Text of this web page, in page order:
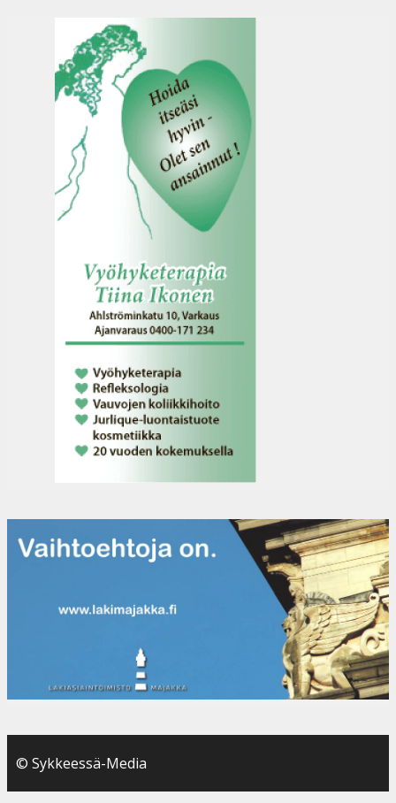
© Sykkeessä-Media